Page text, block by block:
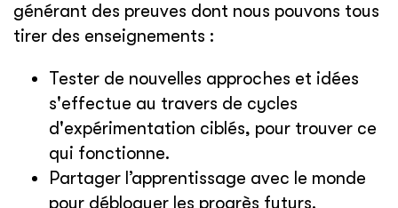
générant des preuves dont nous pouvons tous
tirer des enseignements :
Tester de nouvelles approches et idées
s'effectue au travers de cycles
d'expérimentation ciblés, pour trouver ce
qui fonctionne.
Partager l’apprentissage avec le monde
pour débloquer les progrès futurs.